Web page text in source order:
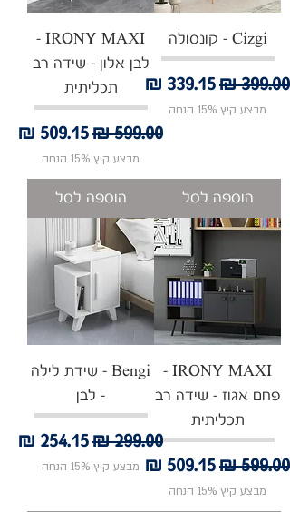
Cizgi - קונסולה
מחיר רגילמחיר מבצע
מבצע קיץ 15% הנחה
הוספה לסל
IRONY MAXI -
לבן אלון - שידה רב
תכליתית
מחיר רגילמחיר
מבצע קיץ 15% הנחה
הוספה לסל
IRONY MAXI -
פחם אגוז - שידה רב
תכליתית
מחיר רגילמחיר מבצע
מבצע קיץ 15% הנחה
Bengi - שידת לילה
- לבן
מחיר רגילמחיר
מבצע קיץ 15% הנחה